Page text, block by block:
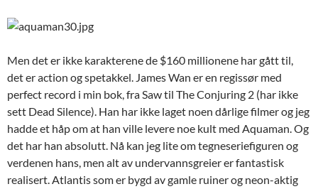
Men det er ikke karakterene de $160 millionene har gått til,
det er action og spetakkel. James Wan er en regissør med
perfect record i min bok, fra Saw til The Conjuring 2 (har ikke
sett Dead Silence). Han har ikke laget noen dårlige filmer og jeg
hadde et håp om at han ville levere noe kult med Aquaman. Og
det har han absolutt. Nå kan jeg lite om tegneseriefiguren og
verdenen hans, men alt av undervannsgreier er fantastisk
realisert. Atlantis som er bygd av gamle ruiner og neon-aktig